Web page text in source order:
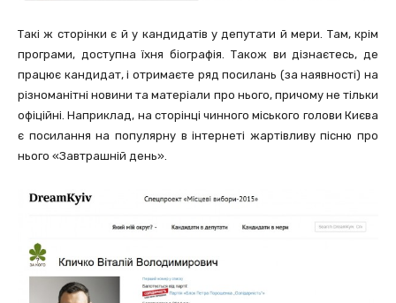
Такі ж сторінки є й у кандидатів у депутати й мери. Там, крім
програми, доступна їхня біографія. Також ви дізнаєтесь, де
працює кандидат, і отримаєте ряд посилань (за наявності) на
різноманітні новини та матеріали про нього, причому не тільки
офіційні. Наприклад, на сторінці чинного міського голови Києва
є посилання на популярну в інтернеті жартівливу пісню про
нього «Завтрашній день».